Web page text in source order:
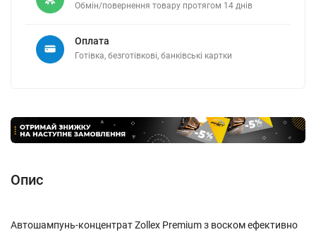
Обмін/повернення товару протягом 14 днів
Оплата
Готівка, безготівкові, банківські картки
Опис
Автошампунь-концентрат Zollex Premium з воском ефективно